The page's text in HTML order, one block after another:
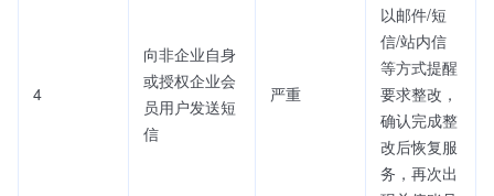
4
向非企业自身
或授权企业会
员用户发送短
信
严重
以邮件/短
信/站内信
等方式提醒
要求整改，
确认完成整
改后恢复服
务，再次出